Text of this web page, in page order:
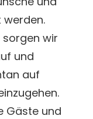
wir
und
auf
Gäste und